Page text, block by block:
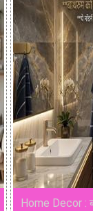
Home Decor :